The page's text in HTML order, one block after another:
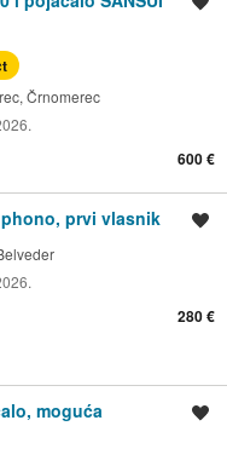
Črnomerec
600 €
prvi vlasnik
280 €
moguća